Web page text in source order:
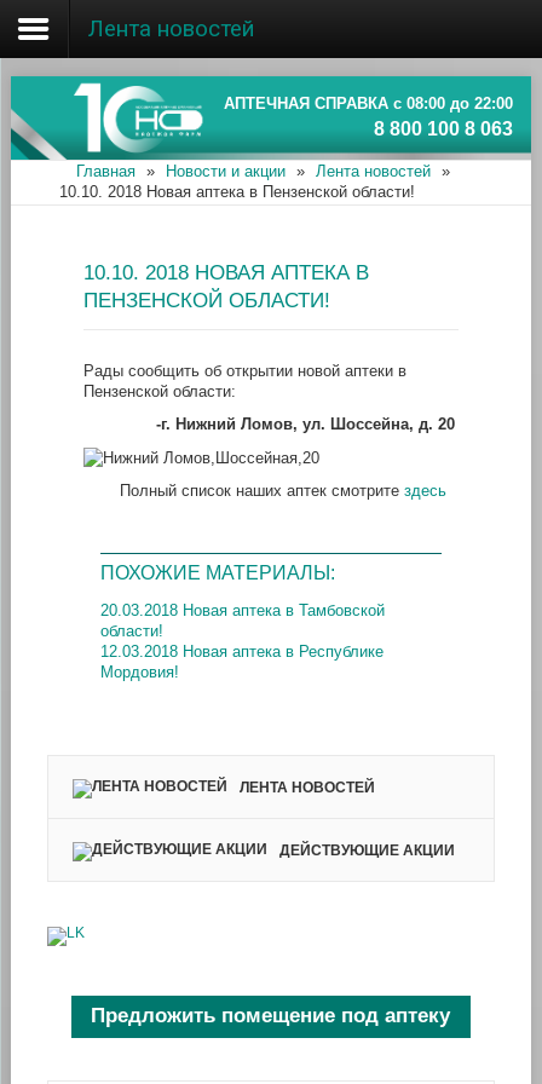
Главная
Об ассоциации
Наши аптеки
Информация
Лента новостей
АПТЕЧНАЯ СПРАВКА с 08:00 до 22:00
8 800 100 8 063
Главная » Новости и акции » Лента новостей
»
10.10. 2018 Новая аптека в Пензенской области!
10.10. 2018 НОВАЯ АПТЕКА В
ПЕНЗЕНСКОЙ ОБЛАСТИ!
Рады сообщить об открытии новой аптеки в
Пензенской области:
-г. Нижний Ломов, ул. Шоссейна, д. 20
Полный список наших аптек смотрите здесь
ПОХОЖИЕ МАТЕРИАЛЫ:
20.03.2018 Новая аптека в Тамбовской
области!
12.03.2018 Новая аптека в Республике
Мордовия!
ЛЕНТА НОВОСТЕЙ
ДЕЙСТВУЮЩИЕ АКЦИИ
Предложить помещение под аптеку